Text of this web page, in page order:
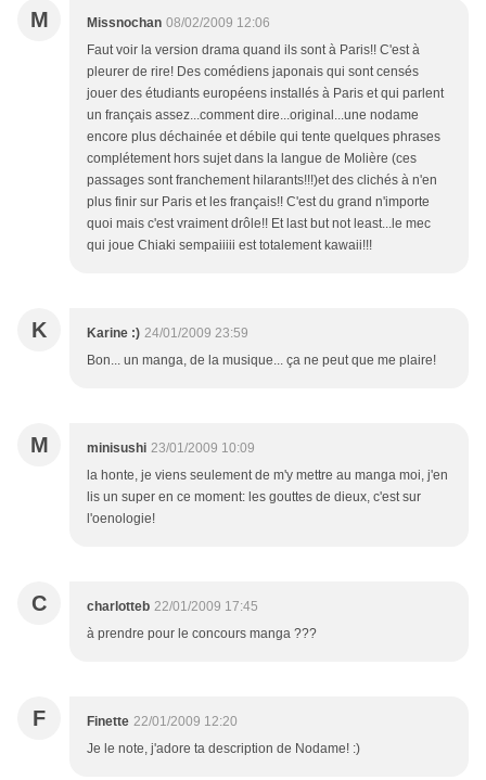
M Missnochan 08/02/2009 12:06
Faut voir la version drama quand ils sont à Paris!! C'est à
pleurer de rire! Des comédiens japonais qui sont censés
jouer des étudiants européens installés à Paris et qui parlent
un français assez...comment dire...original...une nodame
encore plus déchainée et débile qui tente quelques phrases
complétement hors sujet dans la langue de Molière (ces
passages sont franchement hilarants!!!)et des clichés à n'en
plus finir sur Paris et les français!! C'est du grand n'importe
quoi mais c'est vraiment drôle!! Et last but not least...le mec
qui joue Chiaki sempaiiiii est totalement kawaii!!!
K Karine :) 24/01/2009 23:59
Bon... un manga, de la musique... ça ne peut que me plaire!
M minisushi 23/01/2009 10:09
la honte, je viens seulement de m'y mettre au manga moi, j'en
lis un super en ce moment: les gouttes de dieux, c'est sur
l'oenologie!
C charlotteb 22/01/2009 17:45
à prendre pour le concours manga ???
F Finette 22/01/2009 12:20
Je le note, j'adore ta description de Nodame! :)